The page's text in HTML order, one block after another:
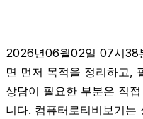
2026년06월02일 07시38
면 먼저 목적을 정리하고,
상담이 필요한 부분은 직
니다. 컴퓨터로티비보기